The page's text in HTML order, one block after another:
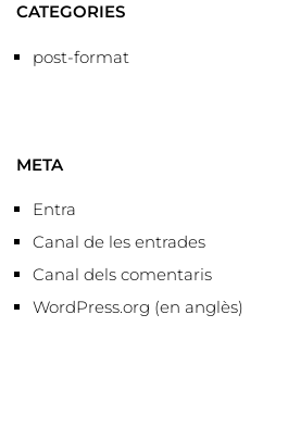
CATEGORIES
post-format
META
Entra
Canal de les entrades
Canal dels comentaris
WordPress.org (en anglès)